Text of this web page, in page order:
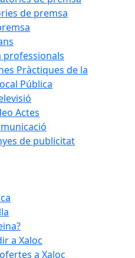
de premsa
professionals
Pràctiques de la
Pública
Actes
de publicitat
a Xaloc
a Xaloc